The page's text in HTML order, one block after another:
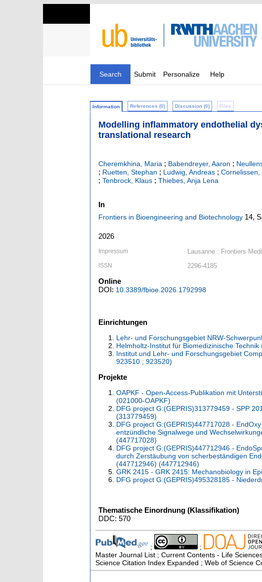
Search Submit Personalize Help
Information References (0) Discussion (0) Files
Modelling inflammatory endothelial
translational research
Cheremkhina, Maria ; Babendreyer, Aaron ;
; Ruetten, Stephan ; Ludwig, Andreas ; Cornelissen,
; Tenbrock, Klaus ; Thiebes, Anja Lena
In
Frontiers in Bioengineering and Biotechnology 14,
2026
Impressum Lausanne : Frontiers
ISSN 2296-4185
Online
DOI: 10.3389/fbioe.2026.1792998
Einrichtungen
Lehr- und Forschungsgebiet NRW-
Helmholtz-Institut für Biomedizinische Technik
Institut und Lehr- und Forschungsgebiet
923510 ; 923520)
Projekte
OAPKF - Open-Access-Publikation mit
(021000-OAPKF)
DFG project G:(GEPRIS)313779459 - SPP
(313779459)
DFG project G:(GEPRIS)447717028 -
entzündliche Signalwege und
(447717028)
DFG project G:(GEPRIS)447712946 -
durch Zerstäubung von scherbeständigen
(447712946) (447712946)
GRK 2415 - GRK 2415: Mechanobiology in
DFG project G:(GEPRIS)495328185 -
Thematische Einordnung (Klassifikation)
DDC: 570
; ;
Master Journal List ; Current Contents - Life
Science Citation Index Expanded ; Web of Science